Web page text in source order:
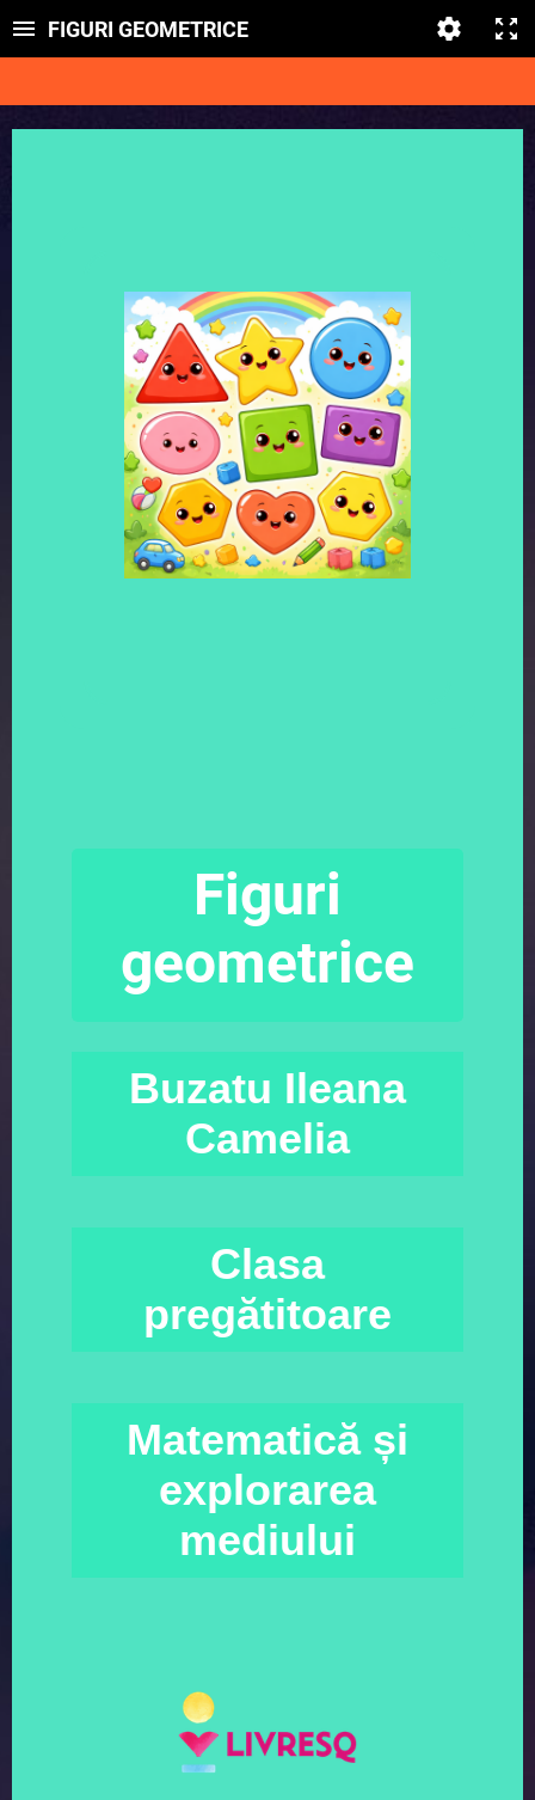
FIGURI GEOMETRICE
Figuri
geometrice
Buzatu Ileana
Camelia
Clasa
pregătitoare
Matematică și
explorarea
mediului